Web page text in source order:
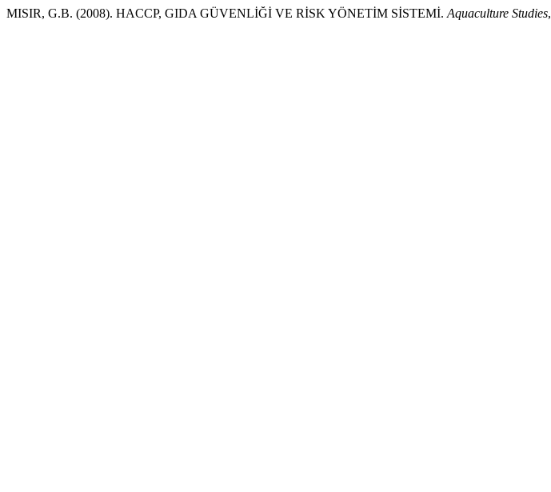
MISIR, G.B. (2008). HACCP, GIDA GÜVENLİĞİ VE RİSK YÖNETİM SİSTEMİ. Aquaculture Studies,